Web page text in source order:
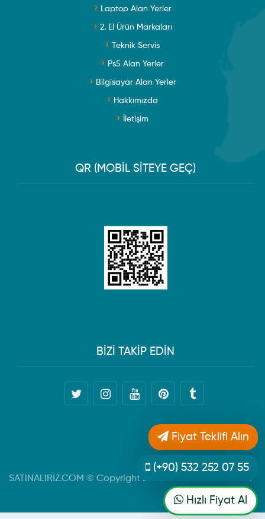
Laptop Alan Yerler
2. El Ürün Markaları
Teknik Servis
Ps5 Alan Yerler
Bilgisayar Alan Yerler
Hakkımızda
İletişim
QR (MOBİL SİTEYE GEÇ)
BİZİ TAKİP EDİN
SATINALIRIZ.COM © Copyright 2018. Tüm hakları saklıdır.
Fiyat Teklifi Alın
(+90) 532 252 07 55
Hızlı Fiyat Al